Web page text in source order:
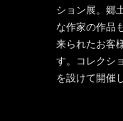
ション展。郷
な作家の作品
来られたお客
す。コレクシ
を設けて開催